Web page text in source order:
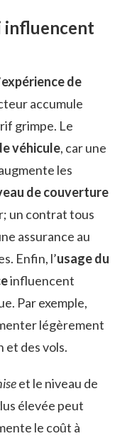
influencent
expérience de
accumule
grimpe. Le
véhicule, car une
les
de couverture
un contrat tous
assurance au
Enfin, l’usage du
influencent
Par exemple,
légèrement
et des vols.
et le niveau de
élevée peut
le coût à